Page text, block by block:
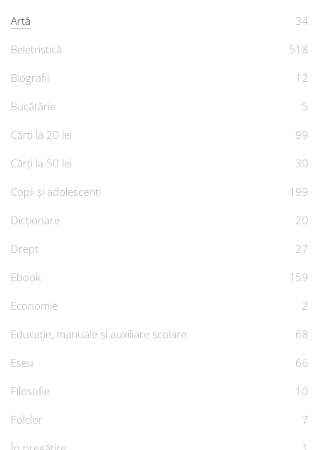
Artă
34
Beletristică
518
Biografii
12
Bucătărie
5
Cărți la 20 lei
99
Cărți la 50 lei
30
Copii și adolescenți
199
Dicționare
20
Drept
27
Ebook
159
Economie
2
Educație, manuale și auxiliare școlare
68
Eseu
66
Filosofie
10
Folclor
7